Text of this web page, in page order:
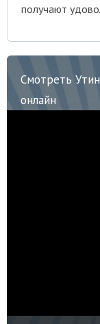
получают
Смотреть
онлайн